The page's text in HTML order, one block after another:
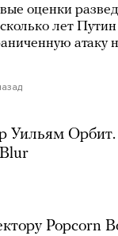
оценки
лет
атаку
Уильям Орбит.
Popcorn